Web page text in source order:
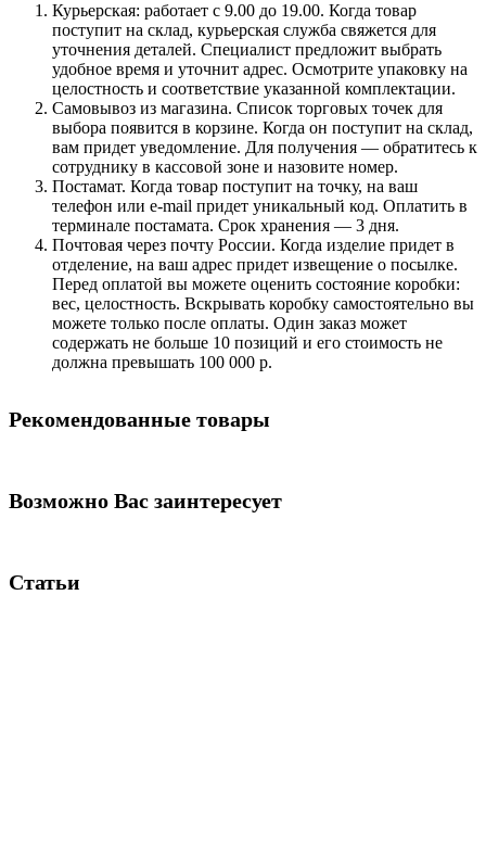
Курьерская: работает с 9.00 до 19.00. Когда товар
поступит на склад, курьерская служба свяжется для
уточнения деталей. Специалист предложит выбрать
удобное время и уточнит адрес. Осмотрите упаковку на
целостность и соответствие указанной комплектации.
Самовывоз из магазина. Список торговых точек для
выбора появится в корзине. Когда он поступит на склад,
вам придет уведомление. Для получения — обратитесь к
сотруднику в кассовой зоне и назовите номер.
Постамат. Когда товар поступит на точку, на ваш
телефон или e-mail придет уникальный код. Оплатить в
терминале постамата. Срок хранения — 3 дня.
Почтовая через почту России. Когда изделие придет в
отделение, на ваш адрес придет извещение о посылке.
Перед оплатой вы можете оценить состояние коробки:
вес, целостность. Вскрывать коробку самостоятельно вы
можете только после оплаты. Один заказ может
содержать не больше 10 позиций и его стоимость не
должна превышать 100 000 р.
Рекомендованные товары
Возможно Вас заинтересует
Статьи